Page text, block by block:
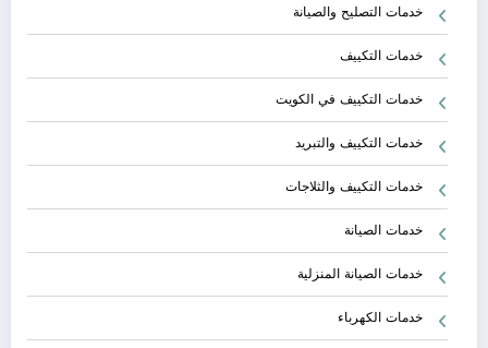
خدمات التصليح والصيانة
خدمات التكييف
خدمات التكييف في الكويت
خدمات التكييف والتبريد
خدمات التكييف والثلاجات
خدمات الصيانة
خدمات الصيانة المنزلية
خدمات الكهرباء